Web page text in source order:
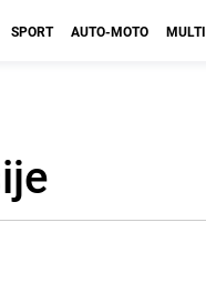
SPORT AUTO-MOTO